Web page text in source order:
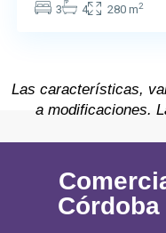
3 4 280 m2
Las características,
a modificaciones.
Córdoba